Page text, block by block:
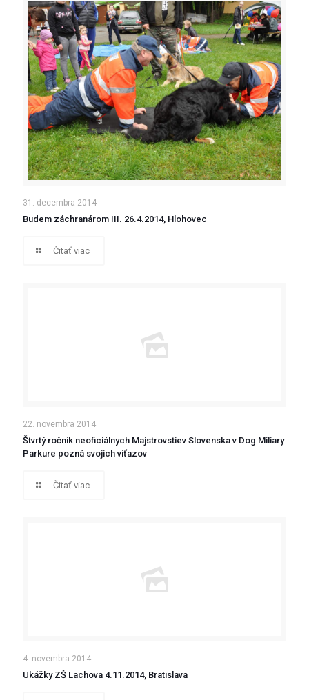
31. decembra 2014
Budem záchranárom III. 26.4.2014, Hlohovec
Čitať viac
22. novembra 2014
Štvrtý ročník neoficiálnych Majstrovstiev Slovenska v Dog Miliary
Parkure pozná svojich víťazov
Čitať viac
4. novembra 2014
Ukážky ZŠ Lachova 4.11.2014, Bratislava